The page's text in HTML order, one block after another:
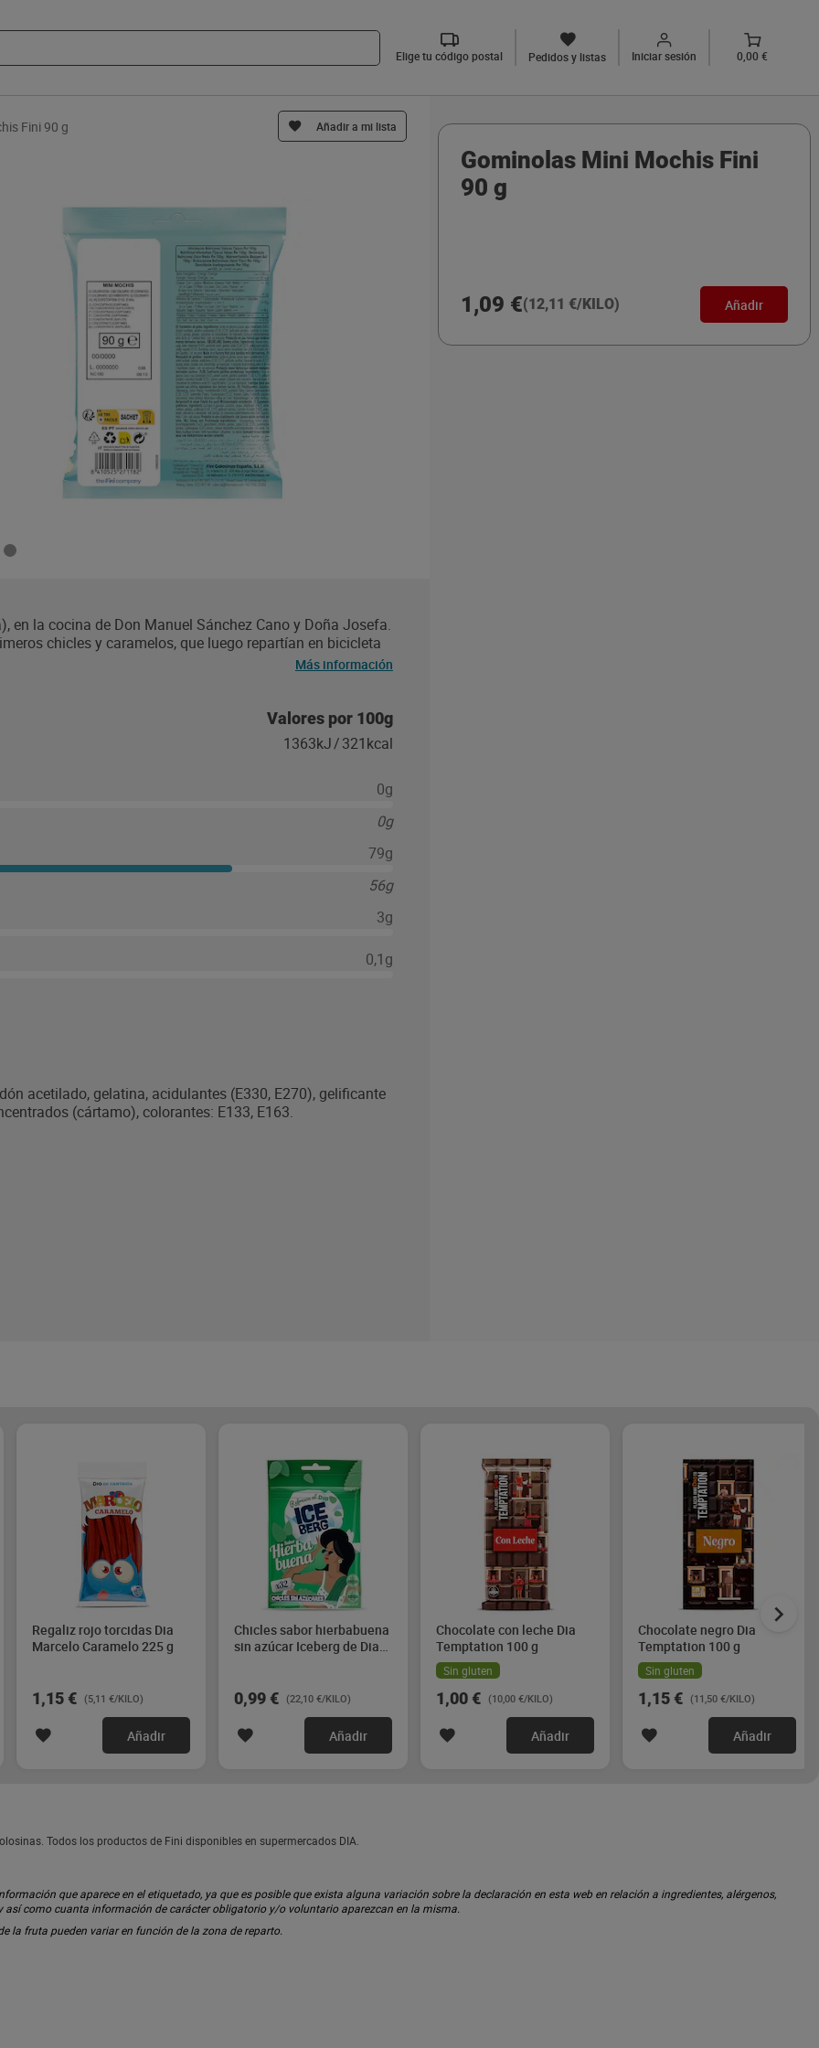
Elige tu código postal Pedidos y listas Iniciar sesión 0,00 €
Fini 90 g Añadir a mi lista
en la cocina de Don Manuel Sánchez Cano y Doña Josefa.
chicles y caramelos, que luego repartían en bicicleta
fue creciendo hasta convertirse en una gran fábrica.
bolitas tiernas de golosina rellenas de jugosa
Disponibles en tres sabores frutales, fresa,
cada bocado. Pensados para compartir y disfrutar en
Más información
Valores por 100g
1363kJ/321kcal
0g
0g
79g
56g
3g
0,1g
acetilado, gelatina, acidulantes (E330, E270), gelificante
(cártamo), colorantes: E133, E163.
Gominolas Mini Mochis Fini
90 g
1,09 €(12,11 €/KILO) Añadir
Regaliz rojo torcidas Dia
Marcelo Caramelo 225 g
1,15 € (5,11 €/KILO)
Añadir
Chicles sabor hierbabuena
sin azúcar Iceberg de Dia
0,99 € (22,10 €/KILO)
Añadir
Chocolate con leche Dia
Temptation 100 g
Sin gluten
1,00 € (10,00 €/KILO)
Añadir
Chocolate negro Dia
Temptation 100 g
Sin gluten
1,15 € (11,50 €/KILO)
Añadir
Todos los productos de Fini disponibles en supermercados DIA.
que aparece en el etiquetado, ya que es posible que exista alguna variación sobre la declaración en esta web en relación a ingredientes, alérgenos,
como cuanta información de carácter obligatorio y/o voluntario aparezcan en la misma.
la fruta pueden variar en función de la zona de reparto.